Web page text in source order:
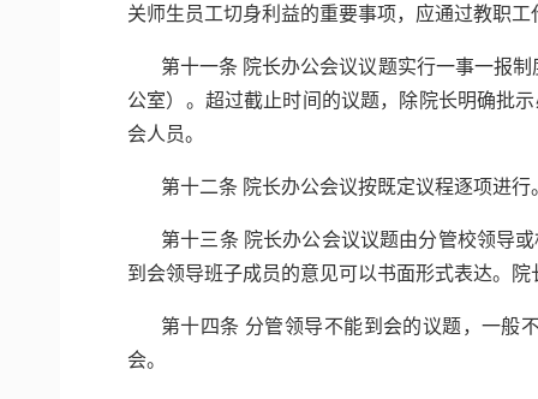
关师生员工切身利益的重要事项，应通过教职
第十一条 院长办公会议议题实行一事一报
公室）。超过截止时间的议题，除院长明确批
会人员。
第十二条 院长办公会议按既定议程逐项进
第十三条 院长办公会议议题由分管校领导
到会领导班子成员的意见可以书面形式表达。
第十四条 分管领导不能到会的议题，一般
会。